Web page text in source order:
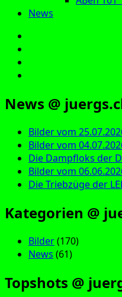
News
News @
Bilder vom
Bilder vom
Die Dampfloks der
Bilder vom
Die Triebzüge der
Kategorien @
Bilder(170)
News (61)
Topshots @